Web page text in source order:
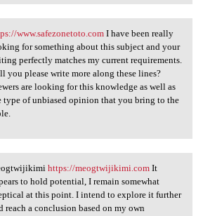
www.safezonetoto.com
www.safezonetoto.comI have been really
for something about this subject and your
perfectly matches my current requirements.
you please write more along these lines?
are looking for this knowledge as well as
type of unbiased opinion that you bring to the
https:/
https://meogtwijikimi.comIt
to hold potential, I remain somewhat
at this point. I intend to explore it further
reach a conclusion based on my own